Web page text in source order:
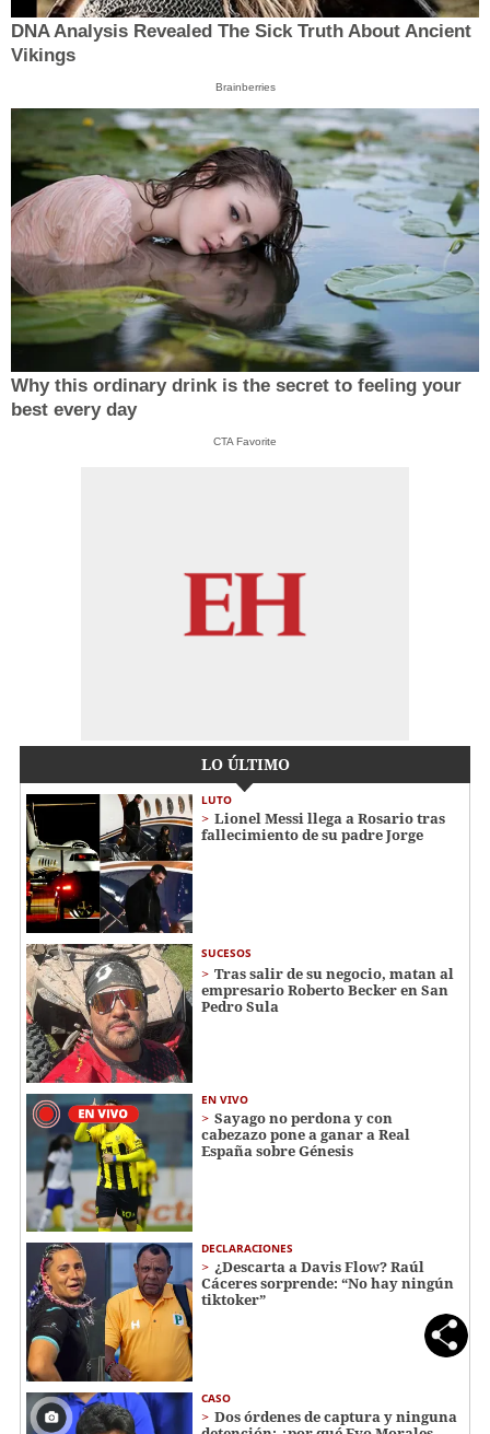
DNA Analysis Revealed The Sick Truth About Ancient
Vikings
Brainberries
Why this ordinary drink is the secret to feeling your
best every day
CTA Favorite
LO ÚLTIMO
LUTO
Lionel Messi llega a Rosario tras
fallecimiento de su padre Jorge
SUCESOS
Tras salir de su negocio, matan al
empresario Roberto Becker en San
Pedro Sula
EN VIVO
Sayago no perdona y con
cabezazo pone a ganar a Real
España sobre Génesis
DECLARACIONES
¿Descarta a Davis Flow? Raúl
Cáceres sorprende: “No hay ningún
tiktoker”
CASO
Dos órdenes de captura y ninguna